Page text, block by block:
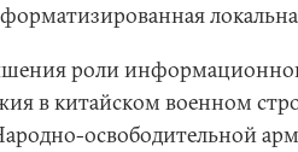
роли
в китайском военном
освободительной